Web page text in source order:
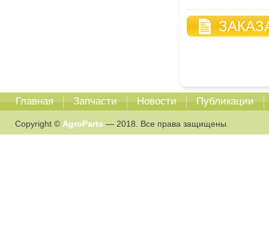
Главная Запчасти Новости Публикации
Copyright © AgroParts — 2018. Все права защищены.